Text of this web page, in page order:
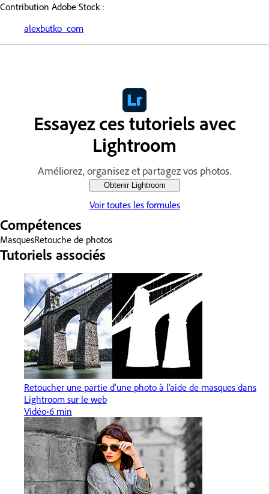
Contribution Adobe Stock :
alexbutko_com
Essayez ces tutoriels avec
Lightroom
Améliorez, organisez et partagez vos photos.
Obtenir Lightroom
Voir toutes les formules
Compétences
MasquesRetouche de photos
Tutoriels associés
Retoucher une partie d’une photo à l’aide de masques dans
Lightroom sur le web
Vidéo 6 min